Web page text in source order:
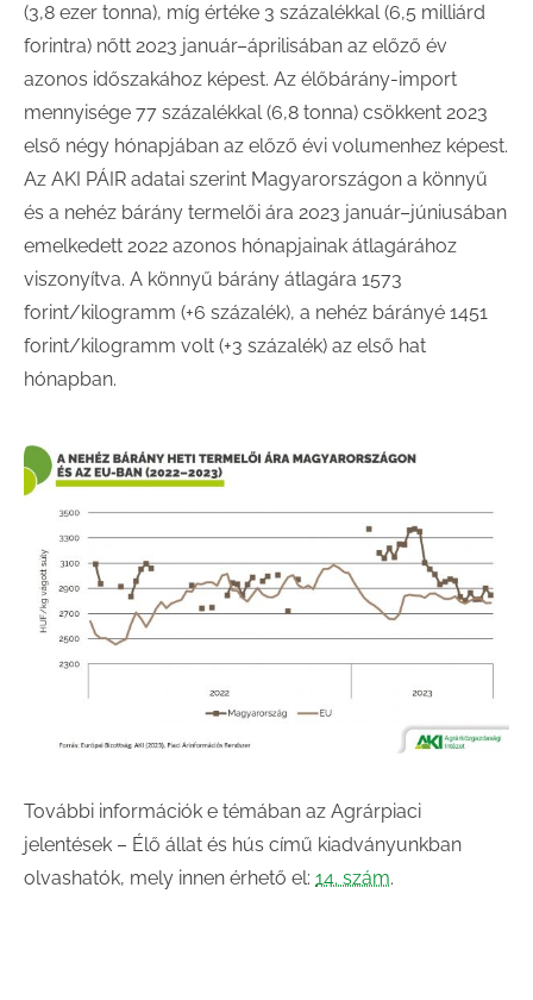
(3,8 ezer tonna), míg értéke 3 százalékkal (6,5 milliárd
forintra) nőtt 2023 január–áprilisában az előző év
azonos időszakához képest. Az élőbárány-import
mennyisége 77 százalékkal (6,8 tonna) csökkent 2023
első négy hónapjában az előző évi volumenhez képest.
Az AKI PÁIR adatai szerint Magyarországon a könnyű
és a nehéz bárány termelői ára 2023 január–júniusában
emelkedett 2022 azonos hónapjainak átlagárához
viszonyítva. A könnyű bárány átlagára 1573
forint/kilogramm (+6 százalék), a nehéz bárányé 1451
forint/kilogramm volt (+3 százalék) az első hat
hónapban.
További információk e témában az Agrárpiaci
jelentések – Élő állat és hús című kiadványunkban
olvashatók, mely innen érhető el: 14. szám.